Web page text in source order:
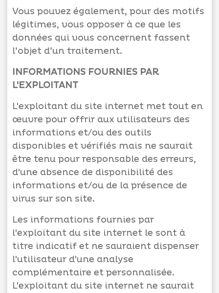
Vous pouvez également, pour des motifs
légitimes, vous opposer à ce que les
données qui vous concernent fassent
l’objet d’un traitement.
INFORMATIONS FOURNIES PAR
L'EXPLOITANT
L'exploitant du site internet met tout en
œuvre pour offrir aux utilisateurs des
informations et/ou des outils
disponibles et vérifiés mais ne saurait
être tenu pour responsable des erreurs,
d'une absence de disponibilité des
informations et/ou de la présence de
virus sur son site.
Les informations fournies par
l'exploitant du site internet le sont à
titre indicatif et ne sauraient dispenser
l'utilisateur d'une analyse
complémentaire et personnalisée.
L'exploitant du site internet ne saurait